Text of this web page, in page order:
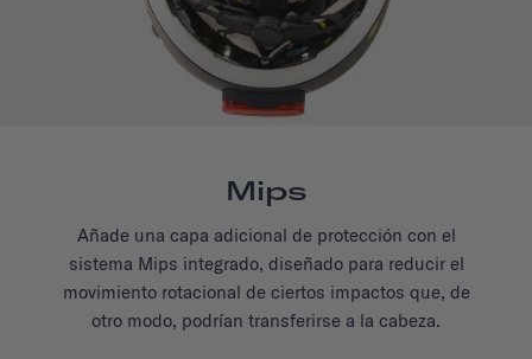
Mips
Añade una capa adicional de protección con el
sistema Mips integrado, diseñado para reducir el
movimiento rotacional de ciertos impactos que, de
otro modo, podrían transferirse a la cabeza.